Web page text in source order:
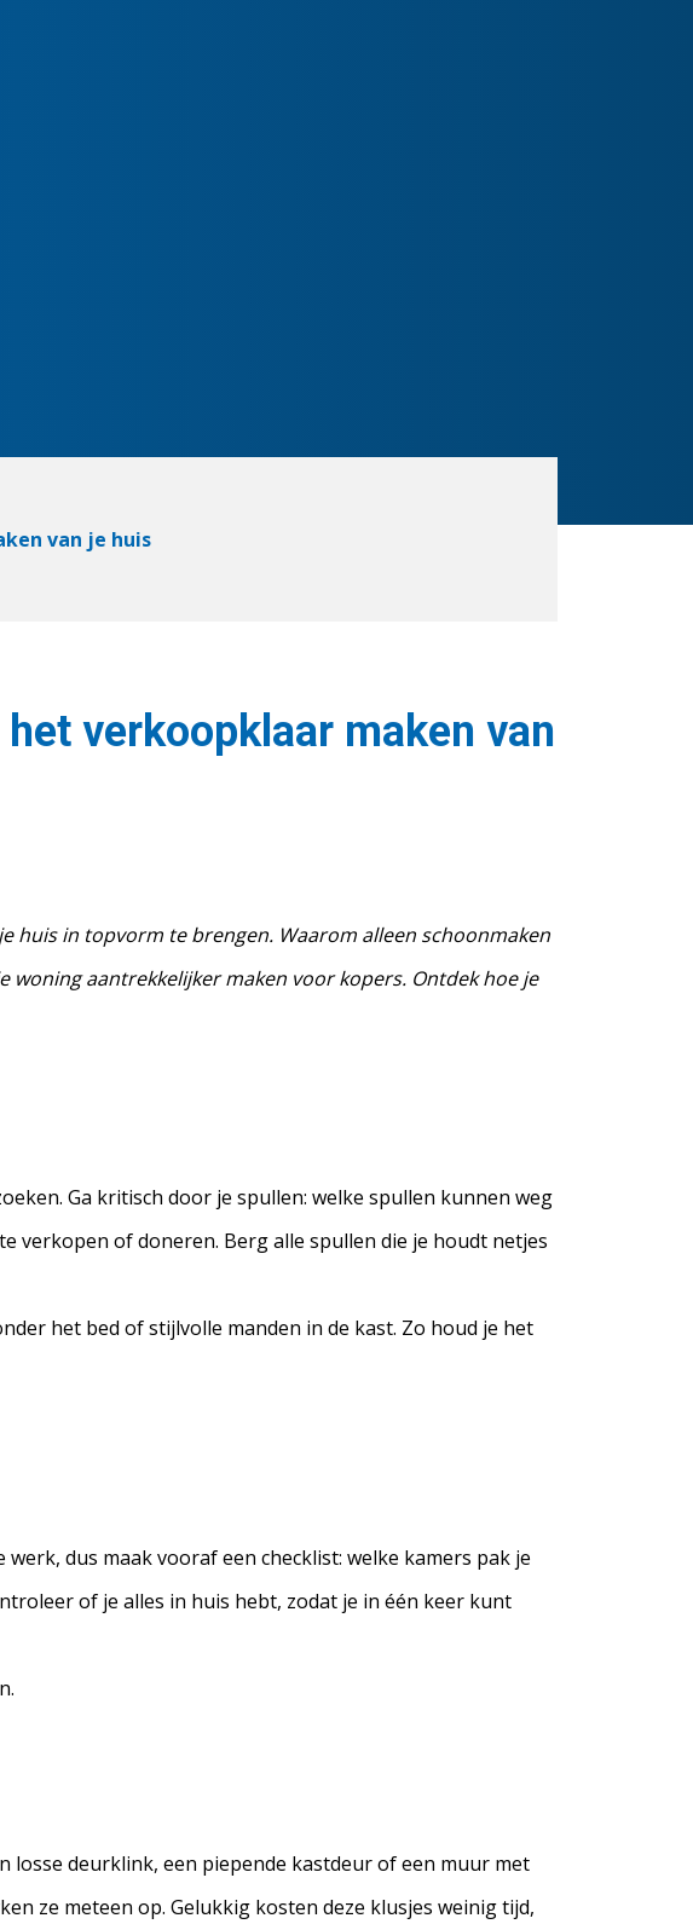
van je huis
verkoopklaar maken van
huis in topvorm te brengen. Waarom alleen schoonmaken
woning aantrekkelijker maken voor kopers. Ontdek hoe je
Ga kritisch door je spullen: welke spullen kunnen weg
verkopen of doneren. Berg alle spullen die je houdt netjes
het bed of stijlvolle manden in de kast. Zo houd je het
dus maak vooraf een checklist: welke kamers pak je
of je alles in huis hebt, zodat je in één keer kunt
deurklink, een piepende kastdeur of een muur met
ze meteen op. Gelukkig kosten deze klusjes weinig tijd,